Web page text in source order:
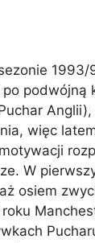
1993/
podwójną
Anglii),
więc
W
aż osiem